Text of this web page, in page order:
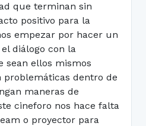
que terminan sin
positivo para la
empezar por hacer un
diálogo con la
sean ellos mismos
dentro de
maneras de
cineforo nos hace falta
o proyector para